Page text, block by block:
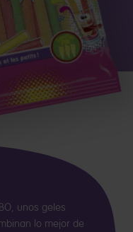
unos geles
lo mejor de